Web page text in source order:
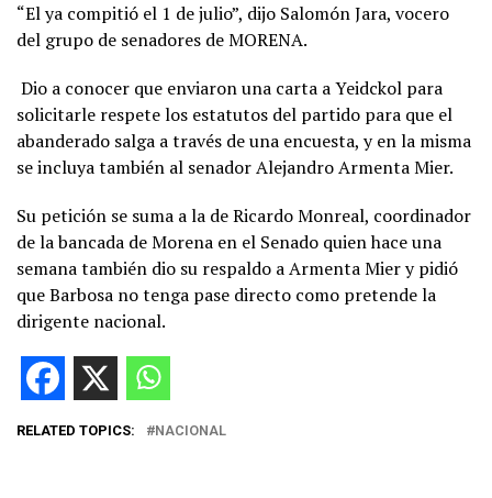
“El ya compitió el 1 de julio”, dijo Salomón Jara, vocero
del grupo de senadores de MORENA.
Dio a conocer que enviaron una carta a Yeidckol para
solicitarle respete los estatutos del partido para que el
abanderado salga a través de una encuesta, y en la misma
se incluya también al senador Alejandro Armenta Mier.
Su petición se suma a la de Ricardo Monreal, coordinador
de la bancada de Morena en el Senado quien hace una
semana también dio su respaldo a Armenta Mier y pidió
que Barbosa no tenga pase directo como pretende la
dirigente nacional.
RELATED TOPICS: NACIONAL